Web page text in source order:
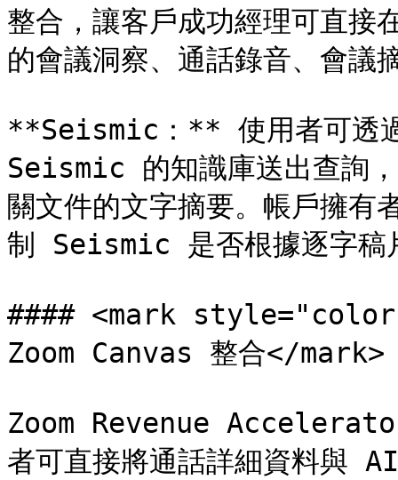
整合，讓客戶成功經理可直
的會議洞察、通話錄音、會議
**Seismic：** 使用者可
Seismic 的知識庫送出查詢
關文件的文字摘要。帳戶擁有
制 Seismic 是否根據逐字稿
#### <mark style="color:
Zoom Canvas 整合</mark>
Zoom Revenue
者可直接將通話詳細資料與